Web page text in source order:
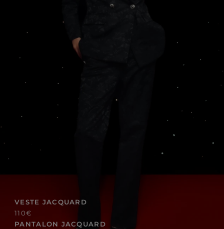
VESTE JACQUARD
110€
PANTALON JACQUARD